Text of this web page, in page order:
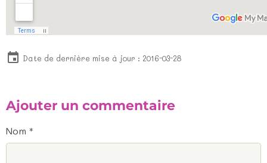
Date de dernière mise à jour : 2016-03-28
Ajouter un commentaire
Nom